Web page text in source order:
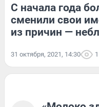
С начала года
сменили свои
из причин —
31 октября, 2021, 14:30